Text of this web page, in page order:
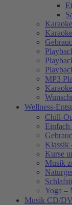
MP3
Wellness-
Chill-
Einfach
Klassik
Kurse
Musik
Yoga –
Musik CD/